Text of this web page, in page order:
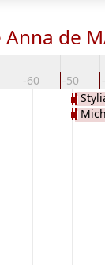
de
-60 -50